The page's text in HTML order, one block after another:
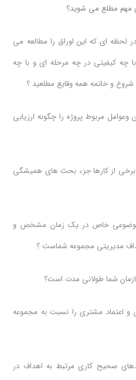
مهم مطلع می شوید؟
لحظه ای که این اوراق را مطالعه می
چه کیفیتی در چه مرحله ای و با چه
شروع و خاتمه همه وقایع مطلعید ؟
مربوط پروژه را چگونه ارزیابی
از کارها جزء بحث های همیشگی
خاص در یک زمان مشخص و
مدیریتی مجموعه شماست ؟
و اعتماد مشتری را نسبت به مجموعه
صحيح كاري مرتبط به اهداف در